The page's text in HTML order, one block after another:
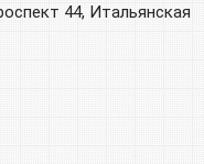
44, Итальянская